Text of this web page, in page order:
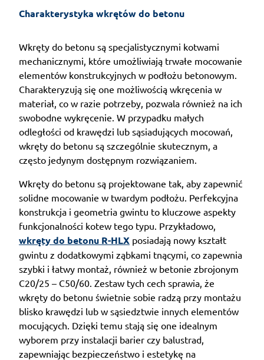
Charakterystyka wkrętów do betonu
Wkręty do betonu są specjalistycznymi kotwami
mechanicznymi, które umożliwiają trwałe mocowanie
elementów konstrukcyjnych w podłożu betonowym.
Charakteryzują się one możliwością wkręcenia w
materiał, co w razie potrzeby, pozwala również na ich
swobodne wykręcenie. W przypadku małych
odległości od krawędzi lub sąsiadujących mocowań,
wkręty do betonu są szczególnie skutecznym, a
często jedynym dostępnym rozwiązaniem.
Wkręty do betonu są projektowane tak, aby zapewnić
solidne mocowanie w twardym podłożu. Perfekcyjna
konstrukcja i geometria gwintu to kluczowe aspekty
funkcjonalności kotew tego typu. Przykładowo,
wkręty do betonu R-HLX posiadają nowy kształt
gwintu z dodatkowymi ząbkami tnącymi, co zapewnia
szybki i łatwy montaż, również w betonie zbrojonym
C20/25 – C50/60. Zestaw tych cech sprawia, że
wkręty do betonu świetnie sobie radzą przy montażu
blisko krawędzi lub w sąsiedztwie innych elementów
mocujących. Dzięki temu stają się one idealnym
wyborem przy instalacji barier czy balustrad,
zapewniając bezpieczeństwo i estetykę na